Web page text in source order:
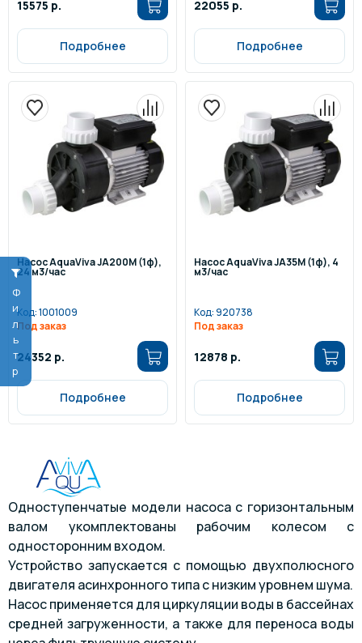
Фильтр
15575 р.
Подробнее
22055 р.
Подробнее
Насос AquaViva JA200M (1ф),
24 м3/час
Код:1001009
Под заказ
24352 р.
Подробнее
Насос AquaViva JA35M (1ф), 4
м3/час
Код:920738
Под заказ
12878 р.
Подробнее
Одноступенчатые модели насоса с горизонтальным
валом укомплектованы рабочим колесом с
односторонним входом.
Устройство запускается с помощью двухполюсного
двигателя асинхронного типа с низким уровнем шума.
Насос применяется для циркуляции воды в бассейнах
средней загруженности, а также для переноса воды